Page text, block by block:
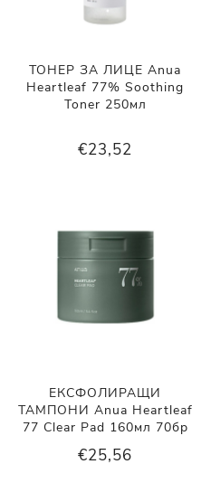
ТОНЕР ЗА ЛИЦЕ Anua
Heartleaf 77% Soothing
Toner 250мл
€23,52
ЕКСФОЛИРАЩИ
ТАМПОНИ Anua Heartleaf
77 Clear Pad 160мл 70бр
€25,56